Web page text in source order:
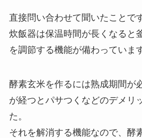
直接問い合わせて聞いたことで
炊飯器は保温時間が長くなると
を調節する機能が備わっていま
酵素玄米を作るには熟成期間が
が経つとパサつくなどのデメリ
た。
それを解消する機能なので、酵